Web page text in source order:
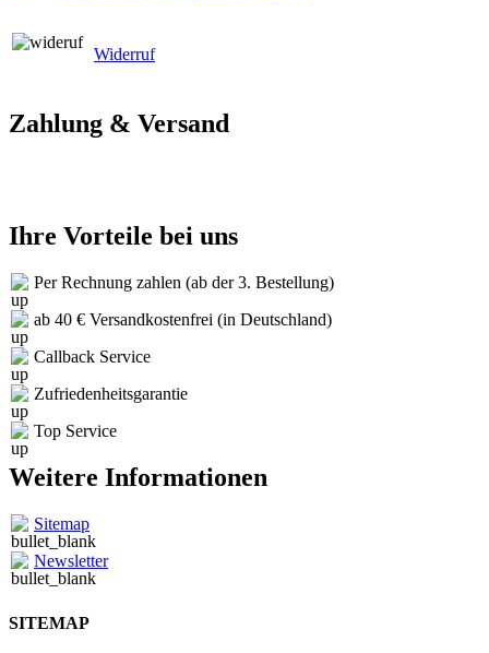
Widerruf
Zahlung & Versand
Ihre Vorteile bei uns
Per Rechnung zahlen (ab der 3. Bestellung)
ab 40 € Versandkostenfrei (in Deutschland)
Callback Service
Zufriedenheitsgarantie
Top Service
Weitere Informationen
Sitemap
Newsletter
SITEMAP